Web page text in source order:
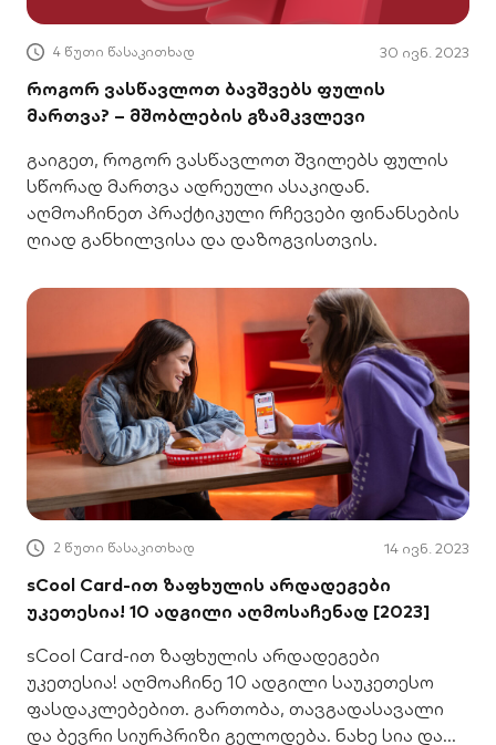
4 წუთი წასაკითხად 30 ივნ. 2023
როგორ ვასწავლოთ ბავშვებს ფულის
მართვა? – მშობლების გზამკვლევი
გაიგეთ, როგორ ვასწავლოთ შვილებს ფულის
სწორად მართვა ადრეული ასაკიდან.
აღმოაჩინეთ პრაქტიკული რჩევები ფინანსების
ღიად განხილვისა და დაზოგვისთვის.
2 წუთი წასაკითხად 14 ივნ. 2023
sCool Card-ით ზაფხულის არდადეგები
უკეთესია! 10 ადგილი აღმოსაჩენად [2023]
sCool Card-ით ზაფხულის არდადეგები
უკეთესია! აღმოაჩინე 10 ადგილი საუკეთესო
ფასდაკლებებით. გართობა, თავგადასავალი
და ბევრი სიურპრიზი გელოდება. ნახე სია და